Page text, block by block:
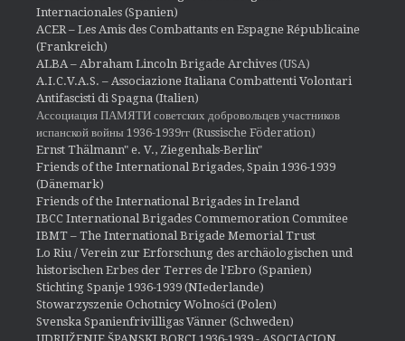
Internacionales (Spanien)
ACER – Les Amis des Combattants en Espagne Républicaine
(Frankreich)
ALBA – Abraham Lincoln Brigade Archives (USA)
A.I.C.V.A.S. – Associazione Italiana Combattenti Volontari
Antifascisti di Spagna (Italien)
Ассоциация ПАМЯТИ советских добровольцев участников
испанской войны 1936-1939гг (Russische Föderation)
Ernst Thälmann" e. V., Ziegenhals-Berlin"
Friends of the International Brigades, Spain 1936-1939
(Dänemark)
Friends of the International Brigades in Ireland
IBCC International Brigades Commemoration Commitee
IBMT – The International Brigade Memorial Trust
Lo Riu / Verein zur Erforschung des archäologischen und
historischen Erbes der Terres de l'Ebro (Spanien)
Stichting Spanje 1936-1939 (NIederlande)
Stowarzyszenie Ochotnicy Wolności (Polen)
Svenska Spanienfrivilligas Vänner (Schweden)